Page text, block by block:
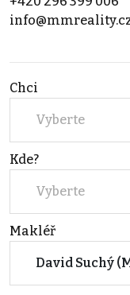
Chci
Vyberte
Kde?
Vyberte
Makléř
David Suchý